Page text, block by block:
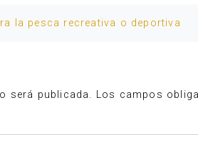
la pesca recreativa o deportiva
será publicada. Los campos